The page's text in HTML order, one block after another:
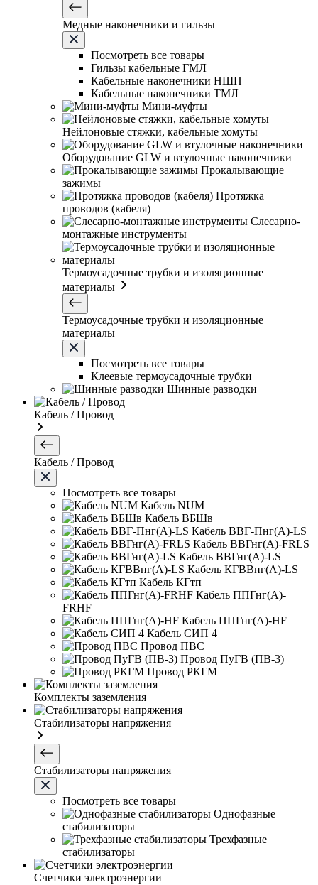
Медные наконечники и гильзы
Посмотреть все товары
Гильзы кабельные ГМЛ
Кабельные наконечники НШП
Кабельные наконечники ТМЛ
Мини-муфты
Нейлоновые стяжки, кабельные хомуты
Оборудование GLW и втулочные наконечники
Прокалывающие
зажимы
Протяжка
проводов (кабеля)
Слесарно-
монтажные инструменты
Термоусадочные трубки и изоляционные
материалы
Термоусадочные трубки и изоляционные
материалы
Посмотреть все товары
Клеевые термоусадочные трубки
Шинные разводки
Кабель / Провод
Кабель / Провод
Посмотреть все товары
Кабель NUM
Кабель ВБШв
Кабель ВВГ-Пнг(А)-LS
Кабель ВВГнг(А)-FRLS
Кабель ВВГнг(А)-LS
Кабель КГВВнг(А)-LS
Кабель КГтп
Кабель ППГнг(А)-
FRHF
Кабель ППГнг(А)-HF
Кабель СИП 4
Провод ПВС
Провод ПуГВ (ПВ-3)
Провод РКГМ
Комплекты заземления
Стабилизаторы напряжения
Стабилизаторы напряжения
Посмотреть все товары
Однофазные
стабилизаторы
Трехфазные
стабилизаторы
Счетчики электроэнергии